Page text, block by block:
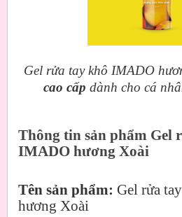
Gel rửa tay khô IMADO
cao cấp dành cho cá
Thông tin sản phẩm Gel
IMADO hương Xoài
Tên sản phẩm: Gel rửa
hương Xoài